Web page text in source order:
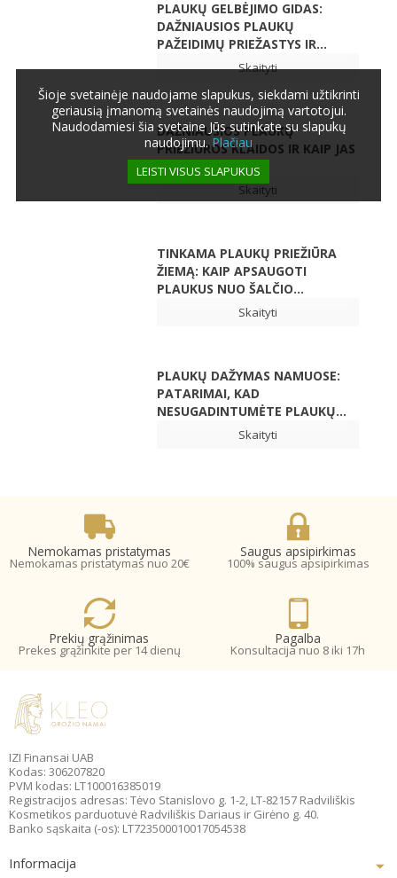
PLAUKŲ GELBĖJIMO GIDAS:
DAŽNIAUSIOS PLAUKŲ
PAŽEIDIMŲ PRIEŽASTYS IR...
Skaityti
DAŽNIAUSIOS PLAUKŲ
PRIEŽIŪROS KLAIDOS IR KAIP JAS
IŠTAISYTI
Skaityti
TINKAMA PLAUKŲ PRIEŽIŪRA
ŽIEMĄ: KAIP APSAUGOTI
PLAUKUS NUO ŠALČIO...
Skaityti
PLAUKŲ DAŽYMAS NAMUOSE:
PATARIMAI, KAD
NESUGADINTUMĖTE PLAUKŲ...
Skaityti
Nemokamas pristatymas
Nemokamas pristatymas nuo 20€
Saugus apsipirkimas
100% saugus apsipirkimas
Prekių grąžinimas
Prekes grąžinkite per 14 dienų
Pagalba
Konsultacija nuo 8 iki 17h
IZI Finansai UAB
Kodas: 306207820
PVM kodas: LT100016385019
Registracijos adresas: Tėvo Stanislovo g. 1-2, LT-82157 Radviliškis
Kosmetikos parduotuvė Radviliškis Dariaus ir Girėno g. 40.
Banko sąskaita (-os): LT723500010017054538
Informacija
Šioje svetainėje naudojame slapukus, siekdami užtikrinti
geriausią įmanomą svetainės naudojimą vartotojui.
Naudodamiesi šia svetaine Jūs sutinkate su slapukų
naudojimu. Plačiau
LEISTI VISUS SLAPUKUS